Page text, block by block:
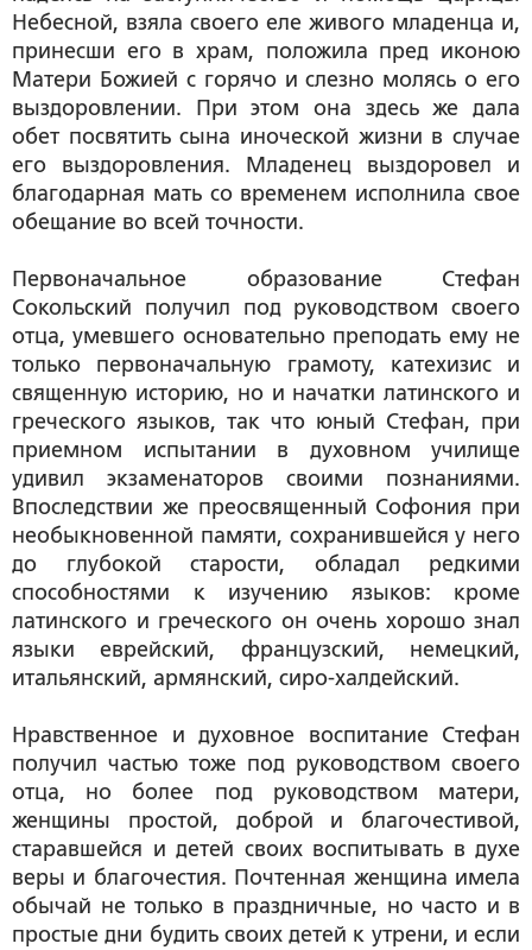
Небесной, взяла своего еле живого младенца и,
принесши его в храм, положила пред иконою
Матери Божией с горячо и слезно молясь о его
выздоровлении. При этом она здесь же дала
обет посвятить сына иноческой жизни в случае
его выздоровления. Младенец выздоровел и
благодарная мать со временем исполнила свое
обещание во всей точности.
Первоначальное образование Стефан
Сокольский получил под руководством своего
отца, умевшего основательно преподать ему не
только первоначальную грамоту, катехизис и
священную историю, но и начатки латинского и
греческого языков, так что юный Стефан, при
приемном испытании в духовном училище
удивил экзаменаторов своими познаниями.
Впоследствии же преосвященный Софония при
необыкновенной памяти, сохранившейся у него
до глубокой старости, обладал редкими
способностями к изучению языков: кроме
латинского и греческого он очень хорошо знал
языки еврейский, французский, немецкий,
итальянский, армянский, сиро-халдейский.
Нравственное и духовное воспитание Стефан
получил частью тоже под руководством своего
отца, но более под руководством матери,
женщины простой, доброй и благочестивой,
старавшейся и детей своих воспитывать в духе
веры и благочестия. Почтенная женщина имела
обычай не только в праздничные, но часто и в
простые дни будить своих детей к утрени, и если